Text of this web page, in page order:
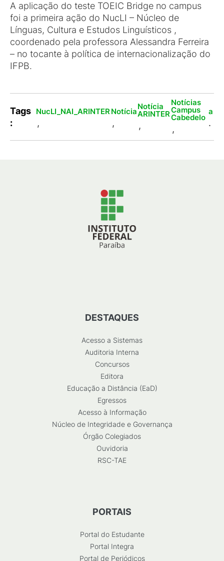
A aplicação do teste TOEIC Bridge no campus
foi a primeira ação do NucLI – Núcleo de
Línguas, Cultura e Estudos Linguísticos ,
coordenado pela professora Alessandra Ferreira
– no tocante à política de internacionalização do
IFPB.
Tags
:
NucLI_NAI_ARINTER
,
Notícia
,
Notícia
ARINTER
,
Notícias
Campus
Cabedelo
,
a
.
DESTAQUES
Acesso a Sistemas
Auditoria Interna
Concursos
Editora
Educação a Distância (EaD)
Egressos
Acesso à Informação
Núcleo de Integridade e Governança
Órgão Colegiados
Ouvidoria
RSC-TAE
PORTAIS
Portal do Estudante
Portal Integra
Portal de Periódicos